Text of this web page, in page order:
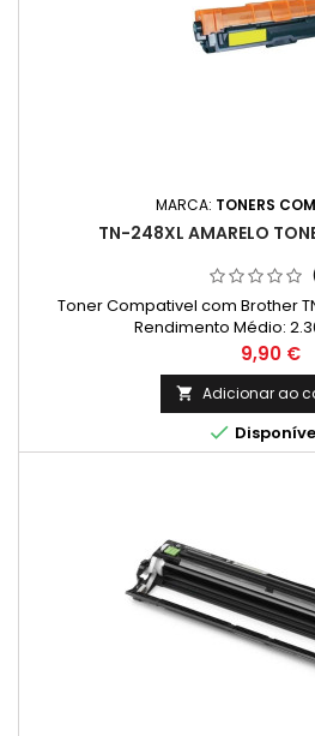
MARCA: TONERS
TN-248XL AMARELO
Toner Compativel com Brother
Rendimento Médio:
Preço
9,90 €
 Adicionar ao
